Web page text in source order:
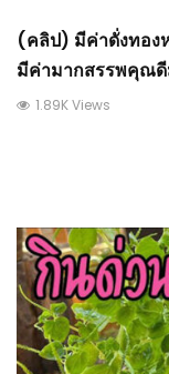
(คลิป) มีค่าดั่งทอง
มีค่ามากสรรพคุณดี
1.89K Views